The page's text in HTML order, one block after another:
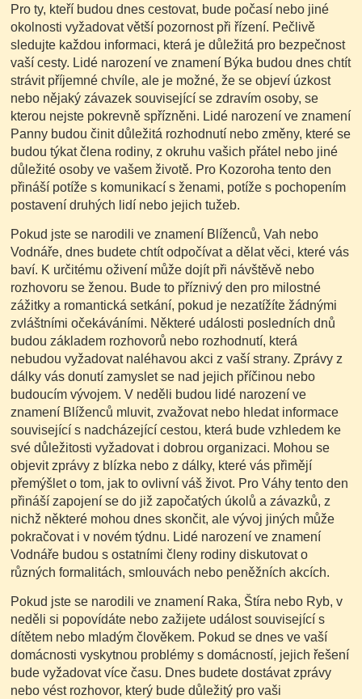
Pro ty, kteří budou dnes cestovat, bude počasí nebo jiné
okolnosti vyžadovat větší pozornost při řízení. Pečlivě
sledujte každou informaci, která je důležitá pro bezpečnost
vaší cesty. Lidé narození ve znamení Býka budou dnes chtít
strávit příjemné chvíle, ale je možné, že se objeví úzkost
nebo nějaký závazek související se zdravím osoby, se
kterou nejste pokrevně spřízněni. Lidé narození ve znamení
Panny budou činit důležitá rozhodnutí nebo změny, které se
budou týkat člena rodiny, z okruhu vašich přátel nebo jiné
důležité osoby ve vašem životě. Pro Kozoroha tento den
přináší potíže s komunikací s ženami, potíže s pochopením
postavení druhých lidí nebo jejich tužeb.
Pokud jste se narodili ve znamení Blíženců, Vah nebo
Vodnáře, dnes budete chtít odpočívat a dělat věci, které vás
baví. K určitému oživení může dojít při návštěvě nebo
rozhovoru se ženou. Bude to příznivý den pro milostné
zážitky a romantická setkání, pokud je nezatížíte žádnými
zvláštními očekáváními. Některé události posledních dnů
budou základem rozhovorů nebo rozhodnutí, která
nebudou vyžadovat naléhavou akci z vaší strany. Zprávy z
dálky vás donutí zamyslet se nad jejich příčinou nebo
budoucím vývojem. V neděli budou lidé narození ve
znamení Blíženců mluvit, zvažovat nebo hledat informace
související s nadcházející cestou, která bude vzhledem ke
své důležitosti vyžadovat i dobrou organizaci. Mohou se
objevit zprávy z blízka nebo z dálky, které vás přimějí
přemýšlet o tom, jak to ovlivní váš život. Pro Váhy tento den
přináší zapojení se do již započatých úkolů a závazků, z
nichž některé mohou dnes skončit, ale vývoj jiných může
pokračovat i v novém týdnu. Lidé narození ve znamení
Vodnáře budou s ostatními členy rodiny diskutovat o
různých formalitách, smlouvách nebo peněžních akcích.
Pokud jste se narodili ve znamení Raka, Štíra nebo Ryb, v
neděli si popovídáte nebo zažijete událost související s
dítětem nebo mladým člověkem. Pokud se dnes ve vaší
domácnosti vyskytnou problémy s domácností, jejich řešení
bude vyžadovat více času. Dnes budete dostávat zprávy
nebo vést rozhovor, který bude důležitý pro vaši